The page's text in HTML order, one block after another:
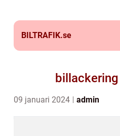
BILTRAFIK.se
09 januari 2024 admin